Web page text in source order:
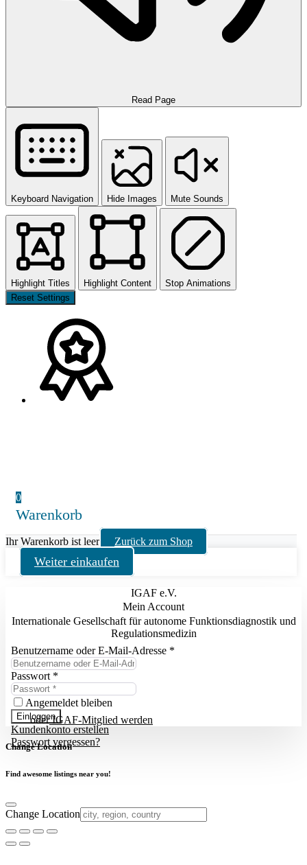
Read Page
Keyboard Navigation Hide Images Mute Sounds
Highlight Titles Highlight Content
Stop Animations
Reset Settings
0
Warenkorb
Ihr Warenkorb ist leer Zurück zum Shop
Weiter einkaufen
IGAF e.V.
Mein Account
Internationale Gesellschaft für autonome Funktionsdiagnostik und
Regulationsmedizin
Benutzername oder E-Mail-Adresse *
Passwort *
Angemeldet bleiben
Einloggen
Kundenkonto erstellen
Passwort vergessen?
oderIGAF-Mitglied werden
Change Location
Find awesome listings near you!
Change Location